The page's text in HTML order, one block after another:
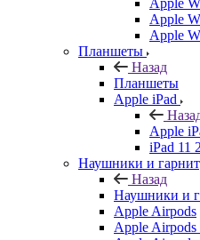
Apple
Apple
Apple
Планшеты
Назад
Планшеты
Apple iPad
Apple
iPad 11
Наушники и
Назад
Наушники и
Apple Airpods
Apple Airpods